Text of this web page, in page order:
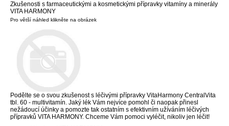
Zkušenosti s farmaceutickými a kosmetickými přípravky vitamíny a minerály
VITA HARMONY
Pro větší náhled klikněte na obrázek
Podělte se o svou zkušenost s léčivými přípravky VitaHarmony CentralVita
tbl. 60 - multivitamín. Jaký lék Vám nejvíce pomohl či naopak přinesl
nežádoucí účinky a pomozte tak ostatním s efektivním užíváním léčivých
přípravků VITA HARMONY. Chceme Vám pomoci vyléčit, nikoliv jen léčit!